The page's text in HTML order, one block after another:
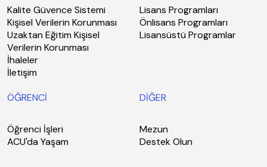
Kalite Güvence Sistemi
Kişisel Verilerin Korunması
Uzaktan Eğitim Kişisel
Verilerin Korunması
İhaleler
İletişim
Lisans Programları
Önlisans Programları
Lisansüstü Programlar
ÖĞRENCİ
Öğrenci İşleri
ACU'da Yaşam
DİĞER
Mezun
Destek Olun